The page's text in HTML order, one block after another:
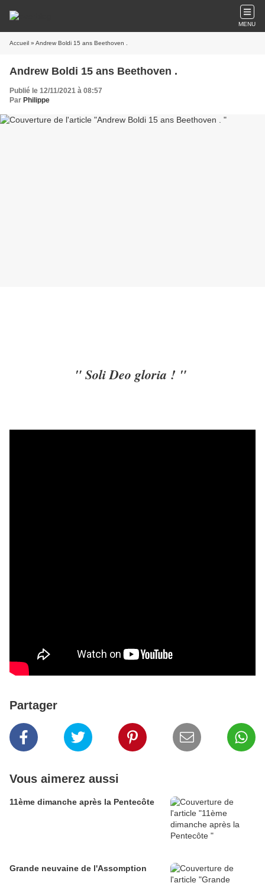
MENU
Accueil » Andrew Boldi 15 ans Beethoven .
Andrew Boldi 15 ans Beethoven .
Publié le 12/11/2021 à 08:57
Par Philippe
" Soli Deo gloria ! "
Partager
Vous aimerez aussi
11ème dimanche après la Pentecôte
Grande neuvaine de l'Assomption